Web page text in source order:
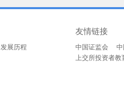
发展历程
友情链接
中国证监会
上交所投资者教